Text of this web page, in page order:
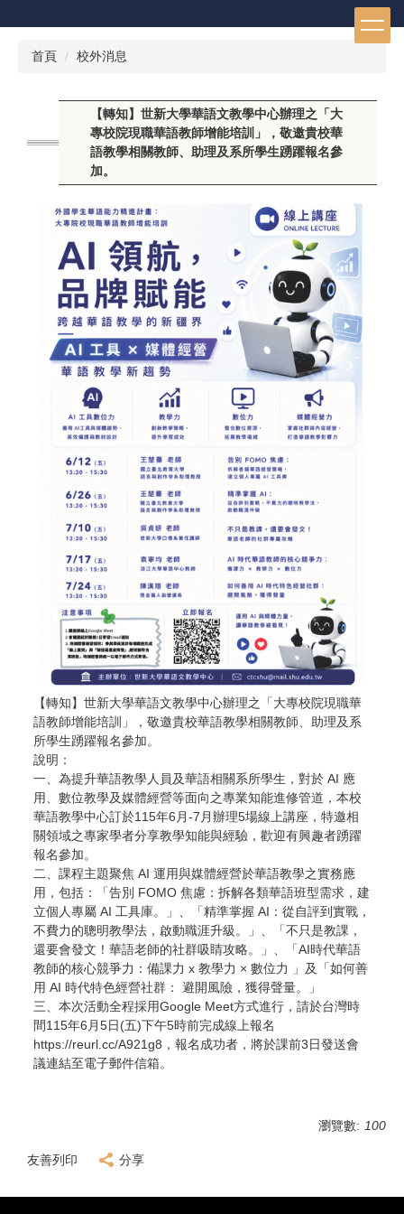
到
首頁 校外消息
【轉知】世新大學華語文教學中心辦理之「大
專校院現職華語教師增能培訓」，敬邀貴校華
語教學相關教師、助理及系所學生踴躍報名參
加。
【轉知】世新大學華語文教學中心辦理之「大專校院現職華
語教師增能培訓」，敬邀貴校華語教學相關教師、助理及系
所學生踴躍報名參加。
說明：
一、為提升華語教學人員及華語相關系所學生，對於 AI 應
用、數位教學及媒體經營等面向之專業知能進修管道，本校
華語教學中心訂於115年6月-7月辦理5場線上講座，特邀相
關領域之專家學者分享教學知能與經驗，歡迎有興趣者踴躍
報名參加。
二、課程主題聚焦 AI 運用與媒體經營於華語教學之實務應
用，包括：「告別 FOMO 焦慮：拆解各類華語班型需求，建
立個人專屬 AI 工具庫。」、「精準掌握 AI：從自評到實戰，
不費力的聰明教學法，啟動職涯升級。」、「不只是教課，
還要會發文！華語老師的社群吸睛攻略。」、「AI時代華語
教師的核心競爭力：備課力 x 教學力 × 數位力 」及「如何善
用 AI 時代特色經營社群： 避開風險，獲得聲量。」
三、本次活動全程採用Google Meet方式進行，請於台灣時
間115年6月5日(五)下午5時前完成線上報名
https://reurl.cc/A921g8，報名成功者，將於課前3日發送會
議連結至電子郵件信箱。
瀏覽數: 100
友善列印 分享